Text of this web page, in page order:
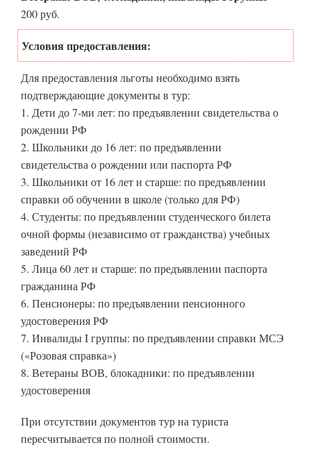
200 руб.
Условия предоставления:
Для предоставления льготы необходимо взять
подтверждающие документы в тур:
1. Дети до 7-ми лет: по предъявлении свидетельства о
рождении РФ
2. Школьники до 16 лет: по предъявлении
свидетельства о рождении или паспорта РФ
3. Школьники от 16 лет и старше: по предъявлении
справки об обучении в школе (только для РФ)
4. Студенты: по предъявлении студенческого билета
очной формы (независимо от гражданства) учебных
заведений РФ
5. Лица 60 лет и старше: по предъявлении паспорта
гражданина РФ
6. Пенсионеры: по предъявлении пенсионного
удостоверения РФ
7. Инвалиды I группы: по предъявлении справки МСЭ
(«Розовая справка»)
8. Ветераны ВОВ, блокадники: по предъявлении
удостоверения
При отсутствии документов тур на туриста
пересчитывается по полной стоимости.